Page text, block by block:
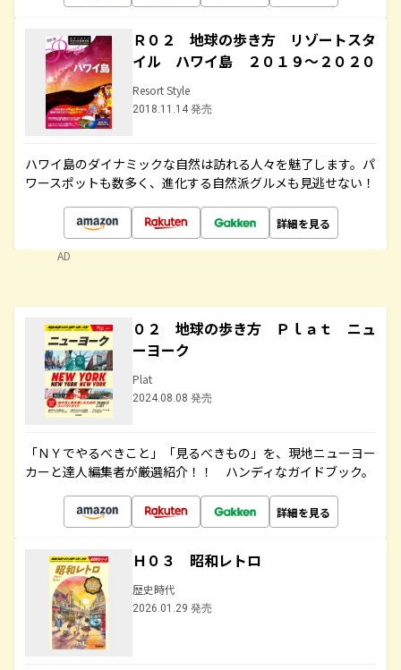
Ｒ０２ 地球の歩き方 リゾートスタ
イル ハワイ島 ２０１９～２０２０
Resort Style
2018.11.14 発売
ハワイ島のダイナミックな自然は訪れる人々を魅了します。パ
ワースポットも数多く、進化する自然派グルメも見逃せない！
詳細を見る
AD
０２ 地球の歩き方 Ｐｌａｔ ニュ
ーヨーク
Plat
2024.08.08 発売
「ＮＹでやるべきこと」「見るべきもの」を、現地ニューヨー
カーと達人編集者が厳選紹介！！ ハンディなガイドブック。
詳細を見る
Ｈ０３ 昭和レトロ
歴史時代
2026.01.29 発売